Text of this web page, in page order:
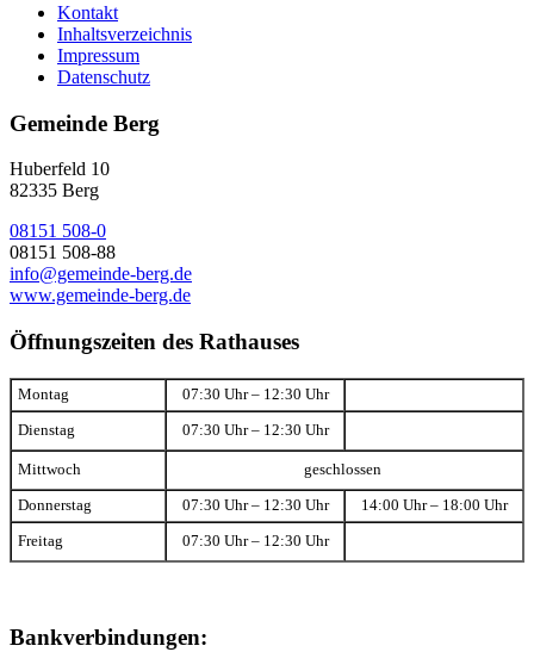
Kontakt
Inhaltsverzeichnis
Impressum
Datenschutz
Gemeinde Berg
Huberfeld 10
82335 Berg
08151 508-0
08151 508-88
info@gemeinde-berg.de
www.gemeinde-berg.de
Öffnungszeiten des Rathauses
Montag 07:30 Uhr – 12:30 Uhr
Dienstag 07:30 Uhr – 12:30 Uhr
Mittwoch geschlossen
Donnerstag 07:30 Uhr – 12:30 Uhr 14:00 Uhr – 18:00 Uhr
Freitag 07:30 Uhr – 12:30 Uhr
Bankverbindungen: